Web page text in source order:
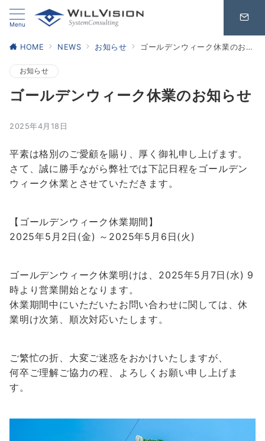
Menu
HOME NEWS お知らせ ゴールデンウィーク休業のお知らせ
お知らせ
ゴールデンウィーク休業のお知らせ
2025年4月18日
平素は格別のご愛顧を賜り、厚く御礼申し上げます。
さて、誠に勝手ながら弊社では下記日程をゴールデン
ウィーク休業とさせていただきます。
【ゴールデンウィーク休業期間】
2025年5月2日(金) ～2025年5月6日(火)
ゴールデンウィーク休業明けは、2025年5月7日(水) 9
時より営業開始となります。
休業期間中にいただいたお問い合わせに関しては、休
業明け次第、順次対応いたします。
ご繁忙の折、大変ご迷惑をおかけいたしますが、
何卒ご理解ご協力の程、よろしくお願い申し上げま
す。